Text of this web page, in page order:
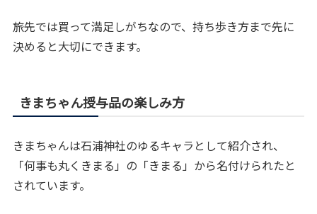
旅先では買って満足しがちなので、持ち歩き方まで先に
決めると大切にできます。
きまちゃん授与品の楽しみ方
きまちゃんは石浦神社のゆるキャラとして紹介され、
「何事も丸くきまる」の「きまる」から名付けられたと
されています。